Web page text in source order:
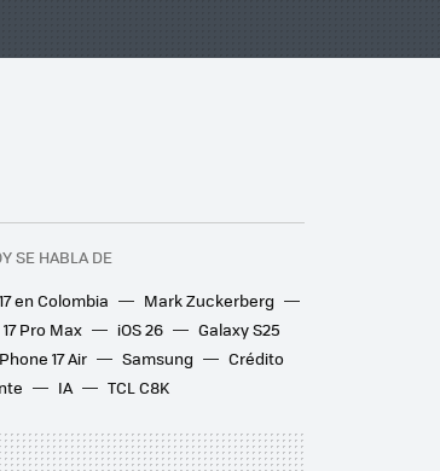
SE HABLA DE
en Colombia
Mark Zuckerberg
Pro Max
iOS 26
Galaxy S25
17 Air Samsung
Crédito
IA TCL C8K